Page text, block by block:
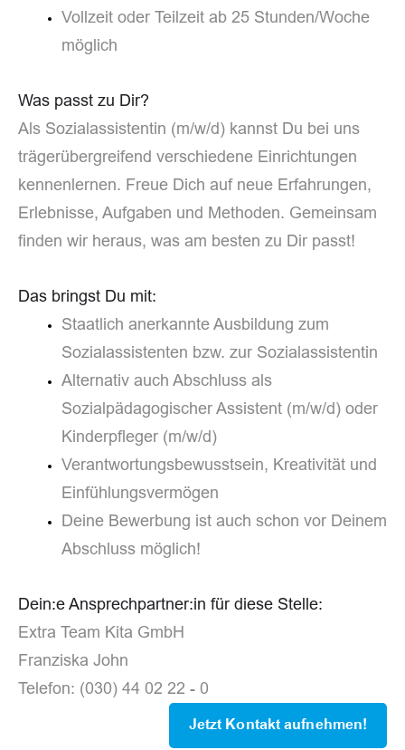
Vollzeit oder Teilzeit ab 25 Stunden/Woche
möglich
Was passt zu Dir?
Als Sozialassistentin (m/w/d) kannst Du bei uns
trägerübergreifend verschiedene Einrichtungen
kennenlernen. Freue Dich auf neue Erfahrungen,
Erlebnisse, Aufgaben und Methoden. Gemeinsam
finden wir heraus, was am besten zu Dir passt!
Das bringst Du mit:
Staatlich anerkannte Ausbildung zum
Sozialassistenten bzw. zur Sozialassistentin
Alternativ auch Abschluss als
Sozialpädagogischer Assistent (m/w/d) oder
Kinderpfleger (m/w/d)
Verantwortungsbewusstsein, Kreativität und
Einfühlungsvermögen
Deine Bewerbung ist auch schon vor Deinem
Abschluss möglich!
Dein:e Ansprechpartner:in für diese Stelle:
Extra Team Kita GmbH
Franziska John
Telefon: (030) 44 02 22 - 0
Jetzt Kontakt aufnehmen!